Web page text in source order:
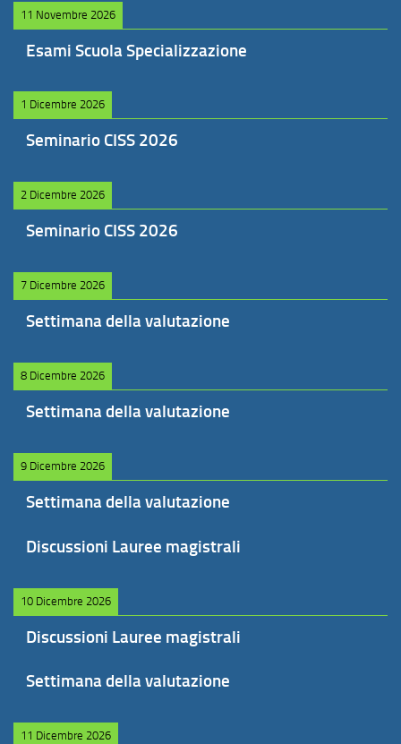
11 Novembre 2026
Esami Scuola Specializzazione
1 Dicembre 2026
Seminario CISS 2026
2 Dicembre 2026
Seminario CISS 2026
7 Dicembre 2026
Settimana della valutazione
8 Dicembre 2026
Settimana della valutazione
9 Dicembre 2026
Settimana della valutazione
Discussioni Lauree magistrali
10 Dicembre 2026
Discussioni Lauree magistrali
Settimana della valutazione
11 Dicembre 2026